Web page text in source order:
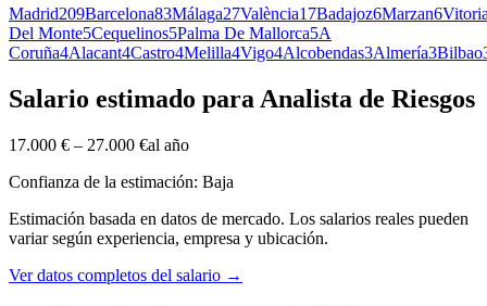
Madrid209Barcelona83Málaga27València17Badajoz6Marzan6
Del Monte5Cequelinos5Palma De Mallorca5A
Coruña4Alacant4Castro4Melilla4Vigo4Alcobendas3Almería3Bilbao
Salario estimado para Analista de Riesgos
17.000 € – 27.000 €al año
Confianza de la estimación: Baja
Estimación basada en datos de mercado. Los salarios reales pueden
variar según experiencia, empresa y ubicación.
Ver datos completos del salario →